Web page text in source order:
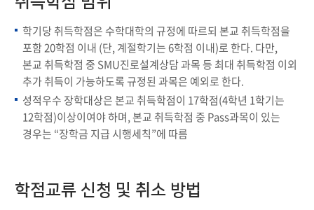
학기당 취득학점은 수학대학의 규정에 따르되 본교 취득학점을
포함 20학점 이내 (단, 계절학기는 6학점 이내)로 한다. 다만,
본교 취득학점 중 SMU진로설계상담 과목 등 최대 취득학점 이외
추가 취득이 가능하도록 규정된 과목은 예외로 한다.
성적우수 장학대상은 본교 취득학점이 17학점(4학년 1학기는
12학점)이상이여야 하며, 본교 취득학점 중 Pass과목이 있는
경우는 “장학금 지급 시행세칙”에 따름
학점교류 신청 및 취소 방법